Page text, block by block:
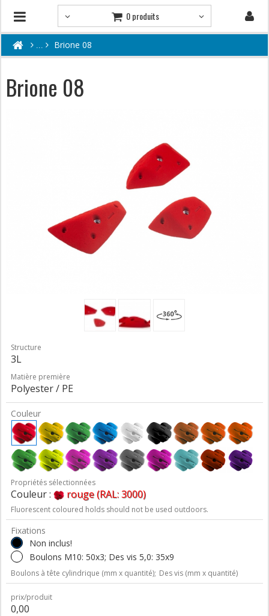
0 produits
Brione 08
Brione 08
Structure
3L
Matière première
Polyester / PE
Couleur
Propriétés sélectionnées
Couleur : rouge (RAL: 3000)
Fluorescent coloured holds should not be used outdoors.
Fixations
Non inclus!
Boulons M10: 50x3; Des vis 5,0: 35x9
Boulons à tête cylindrique (mm x quantité); Des vis (mm x quantité)
prix/produit
0,00